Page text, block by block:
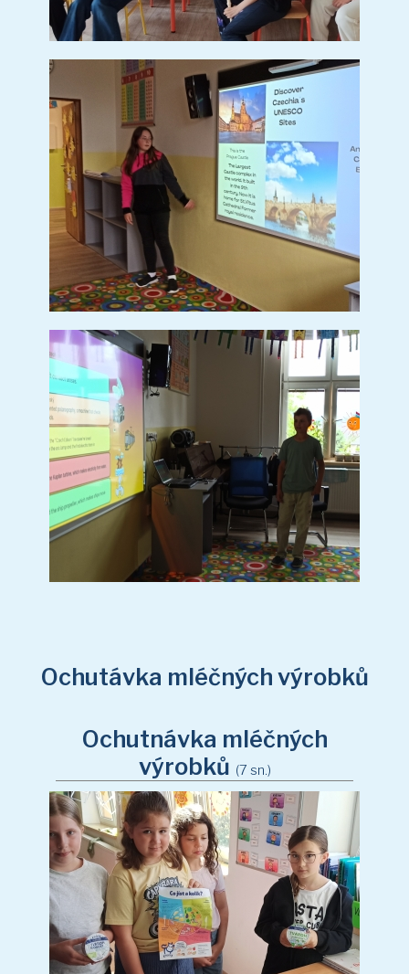
Ochutávka mléčných výrobků
Ochutnávka mléčných
výrobků (7 sn.)